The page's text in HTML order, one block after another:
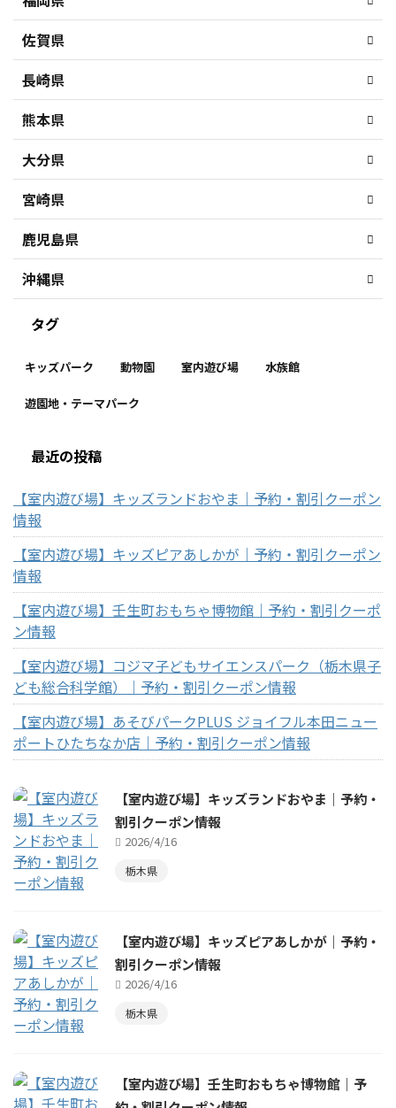
佐賀県
長崎県
熊本県
大分県
宮崎県
鹿児島県
沖縄県
タグ
キッズパーク 動物園 室内遊び場 水族館
遊園地・テーマパーク
最近の投稿
【室内遊び場】キッズランドおやま｜予約・割引クーポン
情報
【室内遊び場】キッズピアあしかが｜予約・割引クーポン
情報
【室内遊び場】壬生町おもちゃ博物館｜予約・割引クーポ
ン情報
【室内遊び場】コジマ子どもサイエンスパーク（栃木県子
ども総合科学館）｜予約・割引クーポン情報
【室内遊び場】あそびパークPLUS ジョイフル本田ニュー
ポートひたちなか店｜予約・割引クーポン情報
【室内遊び場】キッズランドおやま｜予約・
割引クーポン情報
2026/4/16
栃木県
【室内遊び場】キッズピアあしかが｜予約・
割引クーポン情報
2026/4/16
栃木県
【室内遊び場】壬生町おもちゃ博物館｜予